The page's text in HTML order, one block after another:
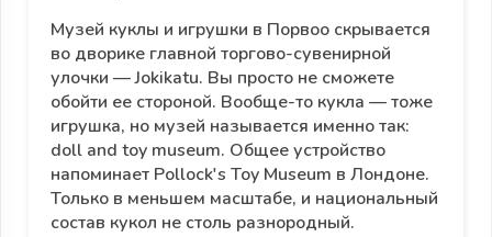
Музей куклы и игрушки в Порвоо скрывается
во дворике главной торгово-сувенирной
улочки — Jokikatu. Вы просто не сможете
обойти ее стороной. Вообще-то кукла — тоже
игрушка, но музей называется именно так:
doll and toy museum. Общее устройство
напоминает Pollock's Toy Museum в Лондоне.
Только в меньшем масштабе, и национальный
состав кукол не столь разнородный.